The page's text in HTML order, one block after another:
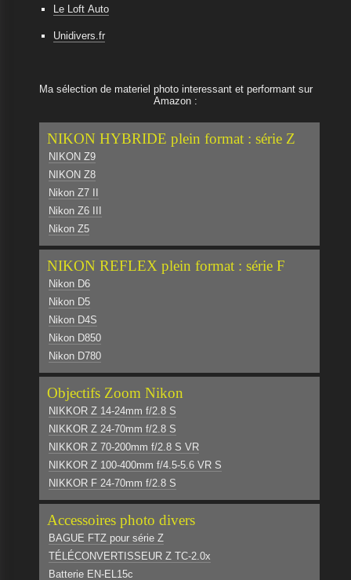
Le Loft Auto
Unidivers.fr
Ma sélection de materiel photo interessant et performant sur
Amazon :
NIKON HYBRIDE plein format : série Z
NIKON Z9
NIKON Z8
Nikon Z7 II
Nikon Z6 III
Nikon Z5
NIKON REFLEX plein format : série F
Nikon D6
Nikon D5
Nikon D4S
Nikon D850
Nikon D780
Objectifs Zoom Nikon
NIKKOR Z 14-24mm f/2.8 S
NIKKOR Z 24-70mm f/2.8 S
NIKKOR Z 70-200mm f/2.8 S VR
NIKKOR Z 100-400mm f/4.5-5.6 VR S
NIKKOR F 24-70mm f/2.8 S
Accessoires photo divers
BAGUE FTZ pour série Z
TÉLÉCONVERTISSEUR Z TC-2.0x
Batterie EN-EL15c